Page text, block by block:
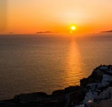
Untermenü
Untermenü